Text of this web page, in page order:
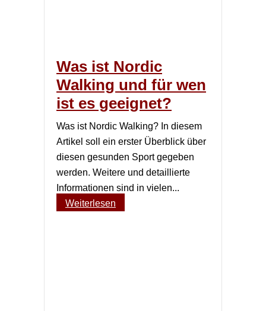
Was ist Nordic
Walking und für wen
ist es geeignet?
Was ist Nordic Walking? In diesem
Artikel soll ein erster Überblick über
diesen gesunden Sport gegeben
werden. Weitere und detaillierte
Informationen sind in vielen...
Weiterlesen